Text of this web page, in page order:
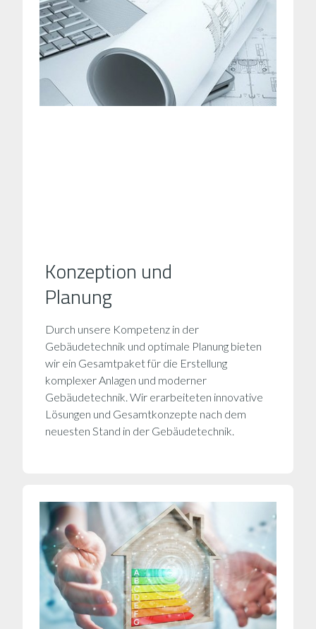
Konzeption und
Planung
Durch unsere Kompetenz in der
Gebäudetechnik und optimale Planung bieten
wir ein Gesamtpaket für die Erstellung
komplexer Anlagen und moderner
Gebäudetechnik. Wir erarbeiteten innovative
Lösungen und Gesamtkonzepte nach dem
neuesten Stand in der Gebäudetechnik.